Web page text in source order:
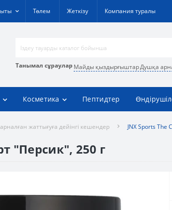
Төлем Жеткізу Компания туралы
Танымал сұраулар Майды қыздырғыштарДушқа
Косметика Пептидтер
жаттығуға дейінгі кешендер JNX Sports The
"Персик", 250 г